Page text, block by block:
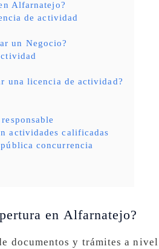
Alfarnatejo?
de actividad
un Negocio?
una licencia de actividad?
actividades calificadas
concurrencia
en Alfarnatejo?
documentos y trámites a